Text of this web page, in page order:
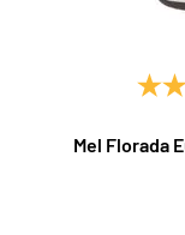
Mel Florada